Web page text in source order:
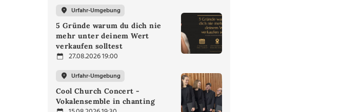
Urfahr-Umgebung
5 Gründe warum du dich nie
mehr unter deinem Wert
verkaufen solltest
27.08.2026 19:00
Urfahr-Umgebung
Cool Church Concert -
Vokalensemble in chanting